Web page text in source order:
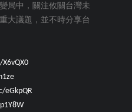
局中，關注攸關台灣未
大議題，並不時分享台
eGkpQR